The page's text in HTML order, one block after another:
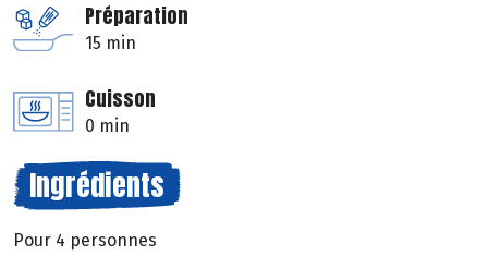
Préparation
15 min
Cuisson
0 min
Ingrédients
Pour 4 personnes